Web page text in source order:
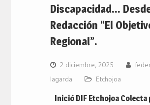
Discapacidad…
Redacción “El
Regional”.
2 diciembre, 2025
lagarda
Etchojoa
Inició DIF Etchojoa Colecta